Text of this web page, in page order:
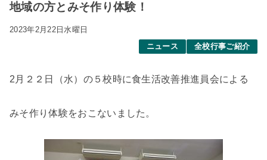
地域の方とみそ作り体験！
2023年2月22日水曜日
ニュース
全校行事ご紹介
2月２２日（水）の５校時に食生活改善推進員会による
みそ作り体験をおこないました。